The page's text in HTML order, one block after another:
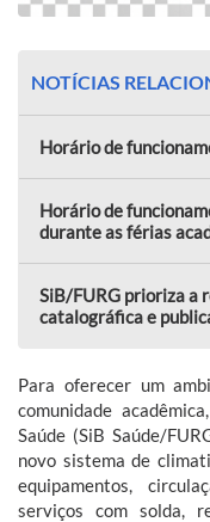
NOTÍCIAS
Horário de
Horário de
durante as férias
SiB/FURG prioriza a
catalográfica e
Para oferecer um
comunidade
Saúde (SiB Saúde/
novo sistema de
equipamentos,
serviços com solda,